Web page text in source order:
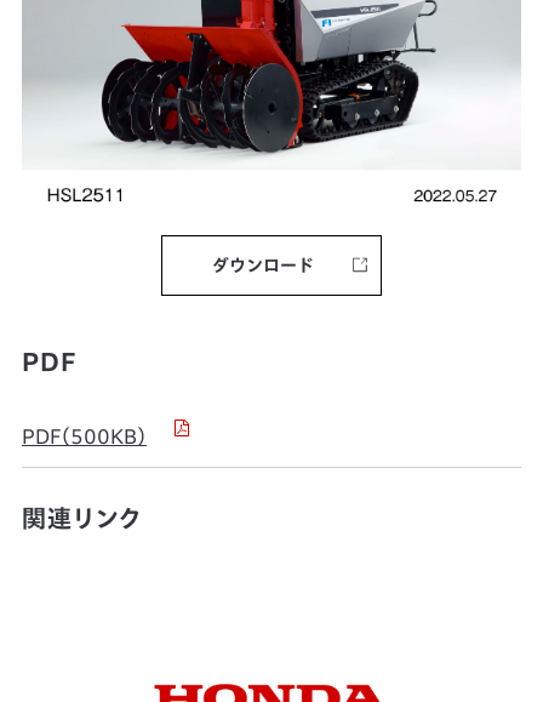
ダウンロード
PDF
PDF（500KB）
関連リンク